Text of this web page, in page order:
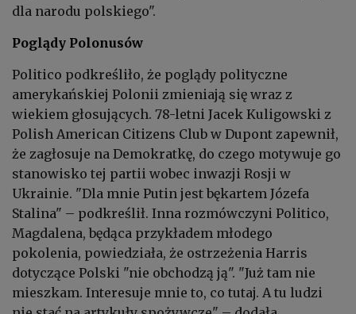
dla narodu polskiego".
Poglądy Polonusów
Politico podkreśliło, że poglądy polityczne
amerykańskiej Polonii zmieniają się wraz z
wiekiem głosujących. 78-letni Jacek Kuligowski z
Polish American Citizens Club w Dupont zapewnił,
że zagłosuje na Demokratkę, do czego motywuje go
stanowisko tej partii wobec inwazji Rosji w
Ukrainie. "Dla mnie Putin jest bękartem Józefa
Stalina" – podkreślił. Inna rozmówczyni Politico,
Magdalena, będąca przykładem młodego
pokolenia, powiedziała, że ostrzeżenia Harris
dotyczące Polski "nie obchodzą ją". "Już tam nie
mieszkam. Interesuje mnie to, co tutaj. A tu ludzi